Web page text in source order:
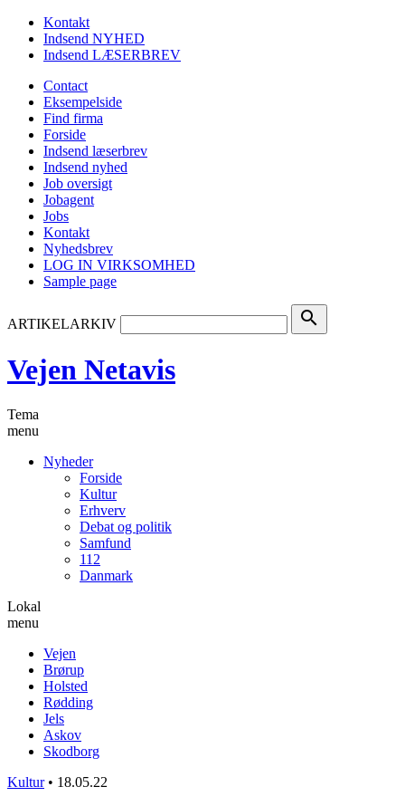
Kontakt
Indsend NYHED
Indsend LÆSERBREV
Contact
Eksempelside
Find firma
Forside
Indsend læserbrev
Indsend nyhed
Job oversigt
Jobagent
Jobs
Kontakt
Nyhedsbrev
LOG IN VIRKSOMHED
Sample page
ARTIKELARKIV search
Vejen Netavis
Tema
menu
Nyheder
Forside
Kultur
Erhverv
Debat og politik
Samfund
112
Danmark
Lokal
menu
Vejen
Brørup
Holsted
Rødding
Jels
Askov
Skodborg
Kultur • 18.05.22